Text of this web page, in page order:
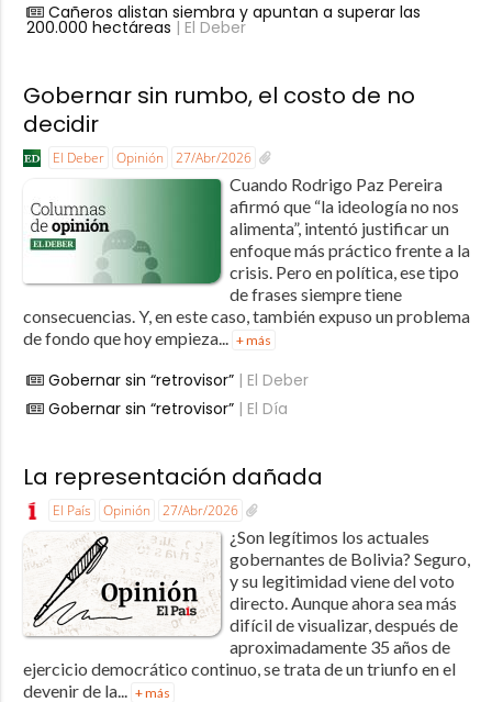
Cañeros alistan siembra y apuntan a superar las
200.000 hectáreas | El Deber
Gobernar sin rumbo, el costo de no
decidir
El Deber Opinión 27/Abr/2026
Cuando Rodrigo Paz Pereira
afirmó que “la ideología no nos
alimenta”, intentó justificar un
enfoque más práctico frente a la
crisis. Pero en política, ese tipo
de frases siempre tiene
consecuencias. Y, en este caso, también expuso un problema
de fondo que hoy empieza... + más
Gobernar sin “retrovisor”| El Deber
Gobernar sin “retrovisor”| El Día
La representación dañada
El País Opinión 27/Abr/2026
¿Son legítimos los actuales
gobernantes de Bolivia? Seguro,
y su legitimidad viene del voto
directo. Aunque ahora sea más
difícil de visualizar, después de
aproximadamente 35 años de
ejercicio democrático continuo, se trata de un triunfo en el
devenir de la... + más